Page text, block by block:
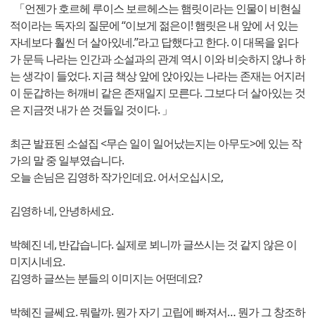
「언젠가 호르헤 루이스 보르헤스는 햄릿이라는 인물이 비현실
적이라는 독자의 질문에 “이보게 젊은이! 햄릿은 내 앞에 서 있는
자네보다 훨씬 더 살아있네.”라고 답했다고 한다. 이 대목을 읽다
가 문득 나라는 인간과 소설과의 관계 역시 이와 비슷하지 않나 하
는 생각이 들었다. 지금 책상 앞에 앉아있는 나라는 존재는 어지러
이 둔갑하는 허깨비 같은 존재일지 모른다. 그보다 더 살아있는 것
은 지금껏 내가 쓴 것들일 것이다. 」
최근 발표된 소설집 <무슨 일이 일어났는지는 아무도>에 있는 작
가의 말 중 일부였습니다.
오늘 손님은 김영하 작가인데요. 어서오십시오,
김영하 네, 안녕하세요.
박혜진 네, 반갑습니다. 실제로 뵈니까 글쓰시는 것 같지 않은 이
미지시네요.
김영하 글쓰는 분들의 이미지는 어떤데요?
박혜진 글쎄요. 뭐랄까. 뭔가 자기 고립에 빠져서… 뭔가 그 창조하